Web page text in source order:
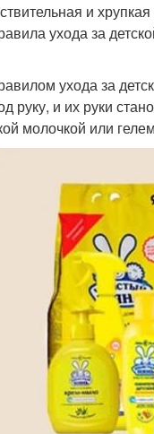
и
ухода за
ухода за
руку, и их руки
молочкой или